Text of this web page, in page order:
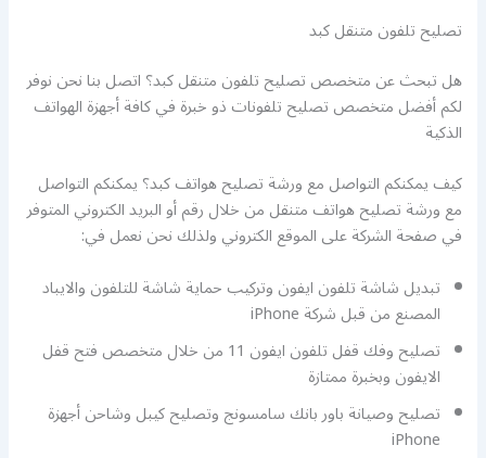
تصليح تلفون متنقل كبد
هل تبحث عن متخصص تصليح تلفون متنقل كبد؟ اتصل بنا نحن نوفر
لكم أفضل متخصص تصليح تلفونات ذو خبرة في كافة أجهزة الهواتف
الذكية
كيف يمكنكم التواصل مع ورشة تصليح هواتف كبد؟ يمكنكم التواصل
مع ورشة تصليح هواتف متنقل من خلال رقم أو البريد الكتروني المتوفر
في صفحة الشركة على الموقع الكتروني ولذلك نحن نعمل في:
تبديل شاشة تلفون ايفون وتركيب حماية شاشة للتلفون والايباد
المصنع من قبل شركة iPhone
تصليح وفك قفل تلفون ايفون 11 من خلال متخصص فتح قفل
الايفون وبخبرة ممتازة
تصليح وصيانة باور بانك سامسونج وتصليح كيبل وشاحن أجهزة
iPhone